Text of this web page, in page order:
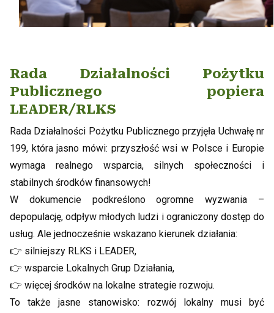
Rada Działalności Pożytku
Publicznego popiera
LEADER/RLKS
Rada Działalności Pożytku Publicznego przyjęła Uchwałę nr
199, która jasno mówi: przyszłość wsi w Polsce i Europie
wymaga realnego wsparcia, silnych społeczności i
stabilnych środków finansowych!
W dokumencie podkreślono ogromne wyzwania –
depopulację, odpływ młodych ludzi i ograniczony dostęp do
usług. Ale jednocześnie wskazano kierunek działania:
👉 silniejszy RLKS i LEADER,
👉 wsparcie Lokalnych Grup Działania,
👉 więcej środków na lokalne strategie rozwoju.
To także jasne stanowisko: rozwój lokalny musi być